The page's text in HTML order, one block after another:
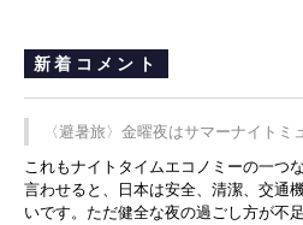
新着コメント
〈避暑旅〉金曜夜はサマーナイト
これもナイトタイムエコノミーの一つ
言わせると、日本は安全、清潔、交通
いです。ただ健全な夜の過ごし方が不